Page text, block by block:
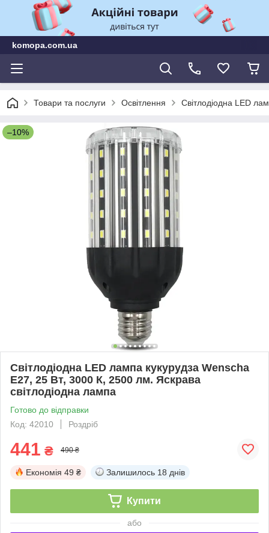
komopa.com.ua
Товари та послуги Освітлення Світлодіодна LED
–10%
Світлодіодна LED лампа кукурудза Wenscha
E27, 25 Вт, 3000 К, 2500 лм. Яскрава
світлодіодна лампа
Готово до відправки
Код: 42010
Роздріб
441 ₴ 490 ₴
Економія 49 ₴ Залишилось 18 днів
Купити
або